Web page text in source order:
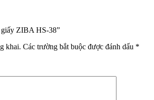
giấy ZIBA HS-38”
khai. Các trường bắt buộc được đánh dấu *